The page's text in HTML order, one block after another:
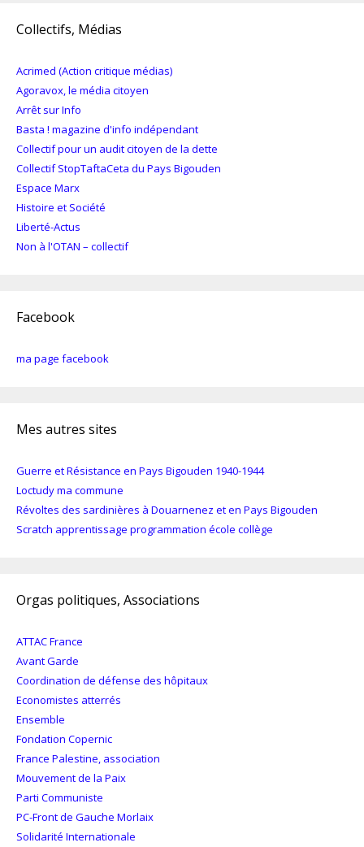
Collectifs, Médias
Acrimed (Action critique médias)
Agoravox, le média citoyen
Arrêt sur Info
Basta ! magazine d'info indépendant
Collectif pour un audit citoyen de la dette
Collectif StopTaftaCeta du Pays Bigouden
Espace Marx
Histoire et Société
Liberté-Actus
Non à l'OTAN – collectif
Facebook
ma page facebook
Mes autres sites
Guerre et Résistance en Pays Bigouden 1940-1944
Loctudy ma commune
Révoltes des sardinières à Douarnenez et en Pays Bigouden
Scratch apprentissage programmation école collège
Orgas politiques, Associations
ATTAC France
Avant Garde
Coordination de défense des hôpitaux
Economistes atterrés
Ensemble
Fondation Copernic
France Palestine, association
Mouvement de la Paix
Parti Communiste
PC-Front de Gauche Morlaix
Solidarité Internationale